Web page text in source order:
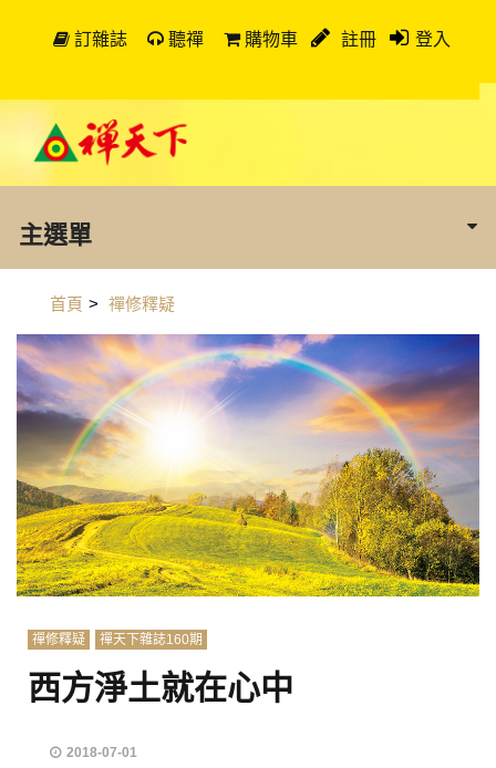
訂雜誌 聽禪 購物車 註冊 登入
主選單
首頁 > 禪修釋疑
禪修釋疑 禪天下雜誌160期
西方淨土就在心中
2018-07-01